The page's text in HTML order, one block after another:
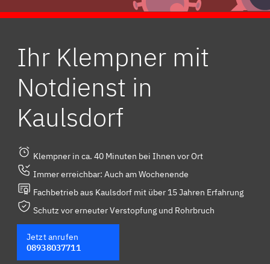
Ihr Klempner mit
Notdienst in
Kaulsdorf
Klempner in ca. 40 Minuten bei Ihnen vor Ort
Immer erreichbar: Auch am Wochenende
Fachbetrieb aus Kaulsdorf mit über 15 Jahren Erfahrung
Schutz vor erneuter Verstopfung und Rohrbruch
Jetzt anrufen
08938037711